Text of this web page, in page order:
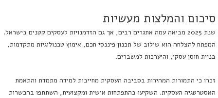
סיכום והמלצות מעשיות
שנת 2025 מביאה עמה אתגרים רבים, אך גם הזדמנויות לעסקים קטנים בישראל.
המפתח להצלחה הוא שילוב של תכנון פיננסי חכם, אימוץ טכנולוגיות מתקדמות,
בניית חוסן עסקי, והיערכות למשברים.
זכרו כי התמורות המהירות בסביבה העסקית מחייבות למידה מתמדת והתאמת
האסטרטגיה העסקית. השקיעו בהתפתחות אישית ומקצועית, השתתפו בהכשרות